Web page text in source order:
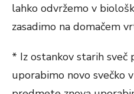
lahko odvržemo v
zasadimo na domačem
* Iz ostankov starih
uporabimo novo svečko